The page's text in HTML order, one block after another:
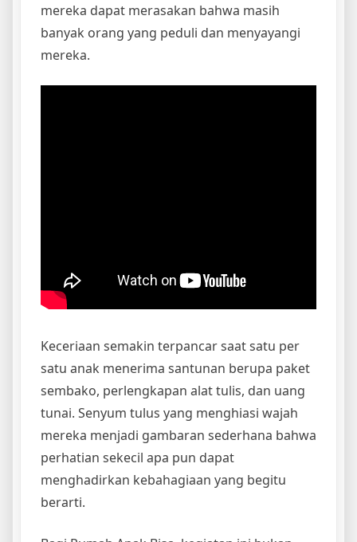
mereka dapat merasakan bahwa masih
banyak orang yang peduli dan menyayangi
mereka.
Keceriaan semakin terpancar saat satu per
satu anak menerima santunan berupa paket
sembako, perlengkapan alat tulis, dan uang
tunai. Senyum tulus yang menghiasi wajah
mereka menjadi gambaran sederhana bahwa
perhatian sekecil apa pun dapat
menghadirkan kebahagiaan yang begitu
berarti.